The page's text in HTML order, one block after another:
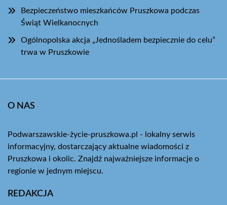
Bezpieczeństwo mieszkańców Pruszkowa podczas
Świąt Wielkanocnych
Ogólnopolska akcja „Jednośladem bezpiecznie do celu”
trwa w Pruszkowie
O NAS
Podwarszawskie-życie-pruszkowa.pl - lokalny serwis
informacyjny, dostarczający aktualne wiadomości z
Pruszkowa i okolic. Znajdź najważniejsze informacje o
regionie w jednym miejscu.
REDAKCJA